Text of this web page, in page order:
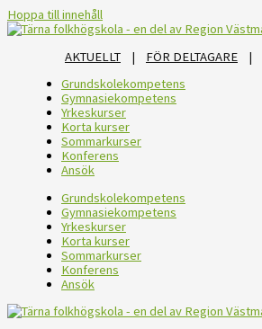
Hoppa till innehåll
AKTUELLT | FÖR DELTAGARE |
Grundskolekompetens
Gymnasiekompetens
Yrkeskurser
Korta kurser
Sommarkurser
Konferens
Ansök
Grundskolekompetens
Gymnasiekompetens
Yrkeskurser
Korta kurser
Sommarkurser
Konferens
Ansök